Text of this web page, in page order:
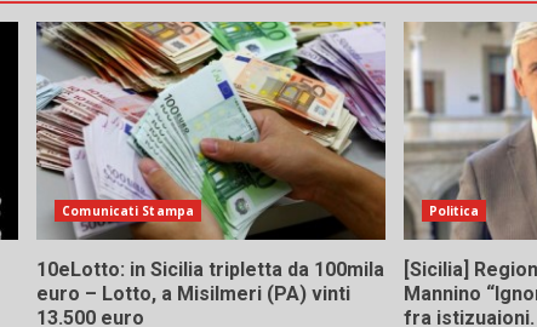
Comunicati Stampa
10eLotto: in Sicilia tripletta da 100mila
euro – Lotto, a Misilmeri (PA) vinti
13.500 euro
Politica
[Sicilia]
Mannino
fra istizuaioni.